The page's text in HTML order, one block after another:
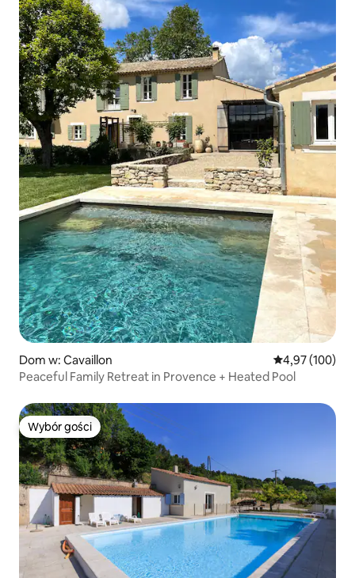
Dom w: Cavaillon Średnia
4,97 (100)
Peaceful Family Retreat in Provence + Heated Pool
Wybór gości
Wybór gości